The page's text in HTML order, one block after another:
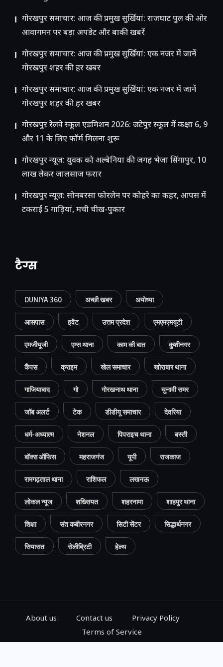
गोरखपुर समाचार: आज की प्रमुख सुर्खियां: राजघाट पुल की ओर
आवागमन पर बड़ा अपडेट और बाकी खबरें
गोरखपुर समाचार: आज की प्रमुख सुर्खियां: एक नजर में जानें
गोरखपुर शहर की हर खबर
गोरखपुर समाचार: आज की प्रमुख सुर्खियां: एक नजर में जानें
गोरखपुर शहर की हर खबर
गोरखपुर रेलवे स्कूल एडमिशन 2026: जटेपुर स्कूल में कक्षा 6, 9
और 11 के लिए फॉर्म मिलना शुरू
गोरखपुर न्यूज़: युवक को अल्बेनिया की जगह भेजा सिंगापुर, 10
लाख लेकर जालसाज फरार
गोरखपुर न्यूज़: सोनबरसा फोरलेन पर कोहरे का कहर, आपस में
टकराईं 5 गाड़ियां, मची चीख-पुकार
टैग्स
DUNIYA 360 अच्छी खबर अयोध्या
आसपास इवेंट उत्तम प्रदेश एमएमएमयूटी
एमजीयूजी एम्स थाना काम की बात कुशीनगर
कैंपस क्राइम खेल समाचार खोराबार थाना
गाजियाबाद गो गोरखनाथ थाना चुनावी समर
जॉब अलर्ट टेक डीडीयू समाचार देवरिया
धर्म-अध्यात्म नेशनल पिपराइच थाना बस्ती
बॉक्स ऑफिस महराजगंज यूपी राजकाज
रामगढ़ताल थाना राशिफल लखनऊ
लोकल न्यूज शख्सियत शहरनामा शाहपुर थाना
शिक्षा संत कबीरनगर सिटी सेंटर सिद्धार्थनगर
सियासत सेलीब्रिटी हेल्थ
About us Contact us
Privacy Policy
Terms of Service